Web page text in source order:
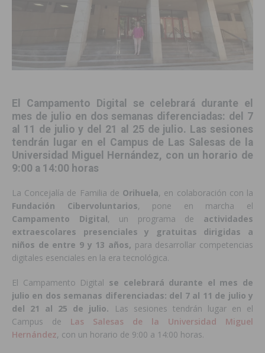
El Campamento Digital se celebrará durante el
mes de julio en dos semanas diferenciadas: del 7
al 11 de julio y del 21 al 25 de julio. Las sesiones
tendrán lugar en el Campus de Las Salesas de la
Universidad Miguel Hernández, con un horario de
9:00 a 14:00 horas
La Concejalía de Familia de Orihuela, en colaboración con la
Fundación Cibervoluntarios, pone en marcha el
Campamento Digital, un programa de actividades
extraescolares presenciales y gratuitas dirigidas a
niños de entre 9 y 13 años, para desarrollar competencias
digitales esenciales en la era tecnológica.
El Campamento Digital se celebrará durante el mes de
julio en dos semanas diferenciadas: del 7 al 11 de julio y
del 21 al 25 de julio. Las sesiones tendrán lugar en el
Campus de Las Salesas de la Universidad Miguel
Hernández, con un horario de 9:00 a 14:00 horas.